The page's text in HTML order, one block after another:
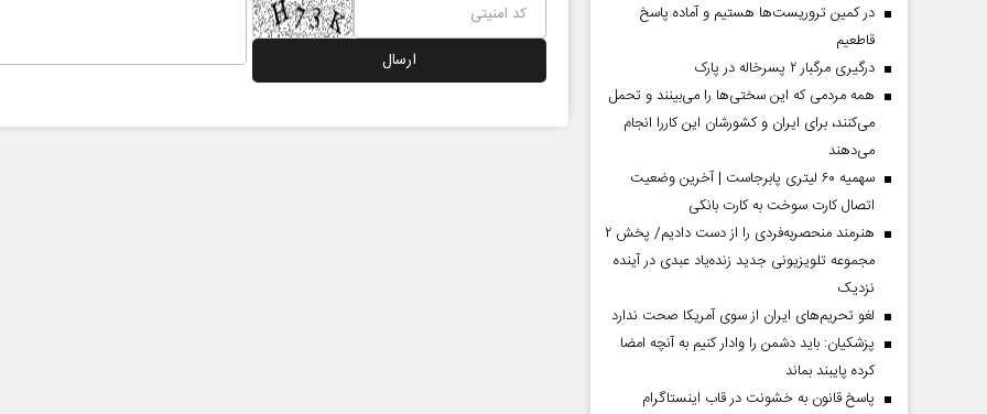
در کمین تروریست‌ها هستیم و آماده پاسخ
قاطعیم
درگیری مرگبار ۲ پسرخاله در پارک
همه مردمی که این سختی‌ها را می‌بینند و تحمل
می‌کنند، برای ایران و کشورشان این کاررا انجام
می‌دهند
سهمیه ۶۰ لیتری پابرجاست | آخرین وضعیت
اتصال کارت سوخت به کارت بانکی
هنرمند منحصر‌به‌فردی را از دست دادیم/ پخش ۲
مجموعه تلویزیونی جدید زنده‌یاد عبدی در آینده
نزدیک
لغو تحریم‌های ایران از سوی آمریکا صحت ندارد
پزشکیان: باید دشمن را وادار کنیم به آنچه امضا
کرده پایبند بماند
پاسخ قانون به خشونت در قاب اینستاگرام